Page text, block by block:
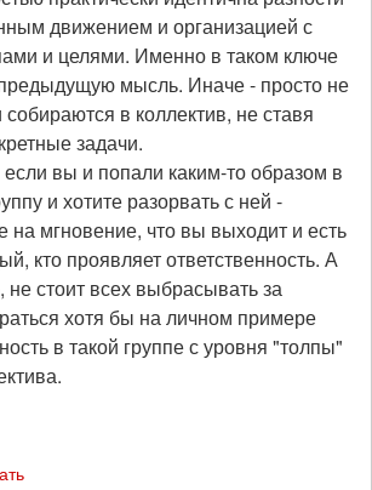
движением и организацией с
и целями. Именно в таком ключе
мысль. Иначе - просто не
в коллектив, не ставя
задачи.
вы и попали каким-то образом в
и хотите разорвать с ней -
на мгновение, что вы выходит и есть
кто проявляет ответственность. А
не стоит всех выбрасывать за
хотя бы на личном примере
в такой группе с уровня "толпы"